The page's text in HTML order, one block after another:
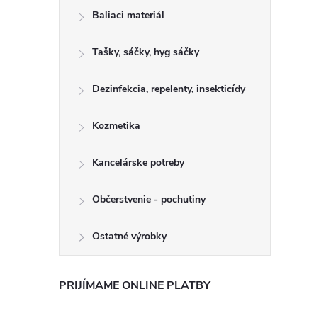
Baliaci materiál
Tašky, sáčky, hyg sáčky
Dezinfekcia, repelenty, insekticídy
Kozmetika
Kancelárske potreby
Občerstvenie - pochutiny
Ostatné výrobky
PRIJÍMAME ONLINE PLATBY